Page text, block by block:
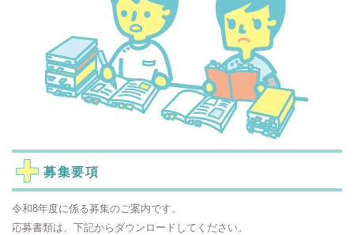
募集要項
令和8年度に係る募集のご案内です。
応募書類は、下記からダウンロードしてください。